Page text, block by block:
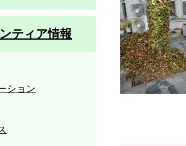
ティア情報
ション